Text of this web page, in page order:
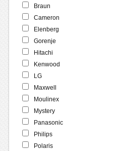
Braun
Cameron
Elenberg
Gorenje
Hitachi
Kenwood
LG
Maxwell
Moulinex
Mystery
Panasonic
Philips
Polaris